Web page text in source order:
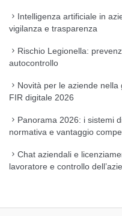
Intelligenza artificiale in
vigilanza e trasparenza
Rischio Legionella:
autocontrollo
Novità per le aziende
FIR digitale 2026
Panorama 2026: i sistemi
normativa e vantaggio
Chat aziendali e
lavoratore e controllo